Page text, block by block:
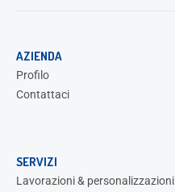
AZIENDA
Profilo
Contattaci
SERVIZI
Lavorazioni & personalizzazioni